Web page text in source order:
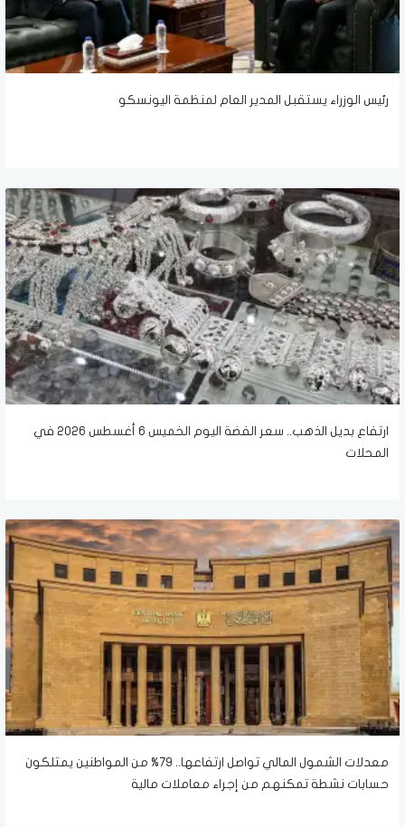
رئيس الوزراء يستقبل المدير العام لمنظمة اليونسكو
ارتفاع بديل الذهب.. سعر الفضة اليوم الخميس 6 أغسطس 2026 في
المحلات
معدلات الشمول المالي تواصل ارتفاعها.. 79% من المواطنين يمتلكون
حسابات نشطة تمكنهم من إجراء معاملات مالية